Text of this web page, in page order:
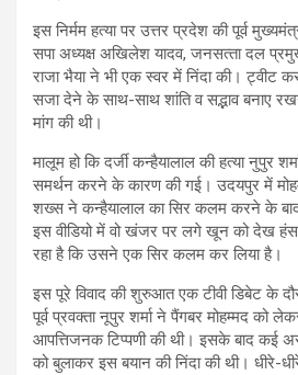
इस निर्मम हत्या पर उत्तर प्रदेश की पूर्व
सपा अध्यक्ष अखिलेश यादव, जनसत्‍ता दल
राजा भैया ने भी एक स्‍वर में निंदा की। ट्वीट
सजा देने के साथ-साथ शांति व सद्भाव बनाए
मांग की थी।
मालूम हो कि दर्जी कन्हैयालाल की हत्या नुपुर
समर्थन करने के कारण की गई। उदयपुर में
शख्स ने कन्हैयालाल का सिर कलम करने के बाद
इस वीडियो में वो खंजर पर लगे खून को देख
रहा है कि उसने एक सिर कलम कर लिया है।
इस पूरे विवाद की शुरुआत एक टीवी डिबेट के
पूर्व प्रवक्ता नूपुर शर्मा ने पैंगबर मोहम्मद को
आपत्तिजनक टिप्पणी की थी। इसके बाद कई
को बुलाकर इस बयान की निंदा की थी। धीरे-